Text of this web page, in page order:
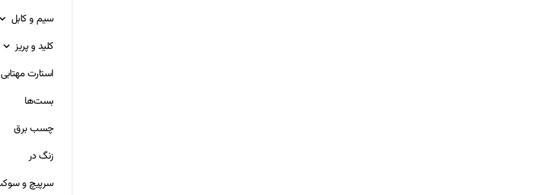
سیم و کابل
کلید و پریز
استارت مهتابی
بست‌ها
چسب برق
زنگ در
سرپیچ و